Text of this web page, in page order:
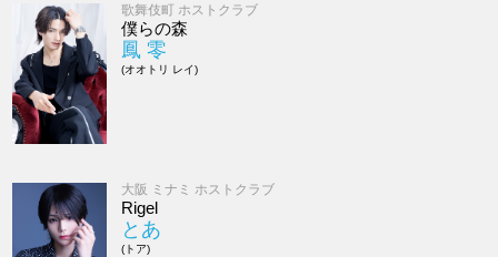
歌舞伎町 ホストクラブ
僕らの森
鳳 零
(オオトリ レイ)
大阪 ミナミ ホストクラブ
Rigel
とあ
(トア)